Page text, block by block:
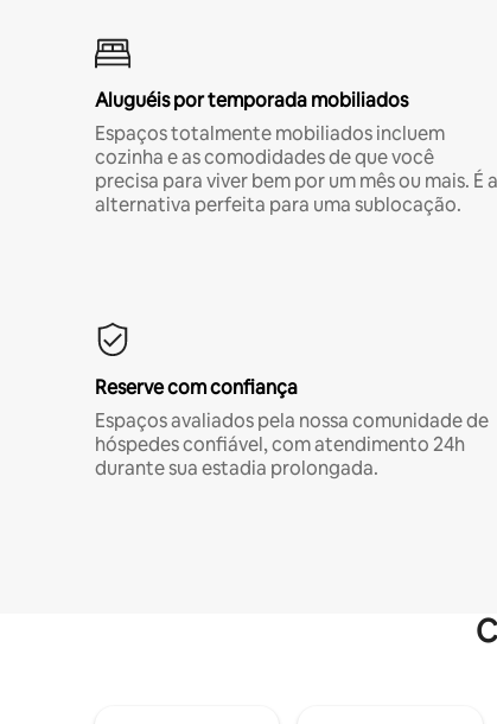
Aluguéis por temporada mobiliados
Espaços totalmente mobiliados incluem
cozinha e as comodidades de que você
precisa para viver bem por um mês ou mais. É a
alternativa perfeita para uma sublocação.
Reserve com confiança
Espaços avaliados pela nossa comunidade de
hóspedes confiável, com atendimento 24h
durante sua estadia prolongada.